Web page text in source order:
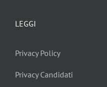
LEGGI
Privacy Policy
Privacy Candidati